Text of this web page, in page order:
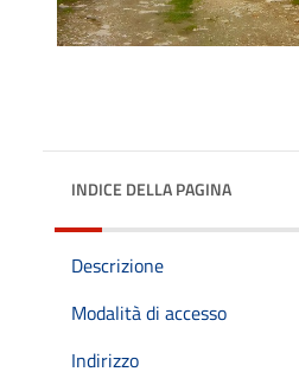
INDICE DELLA PAGINA
Descrizione
Modalità di accesso
Indirizzo